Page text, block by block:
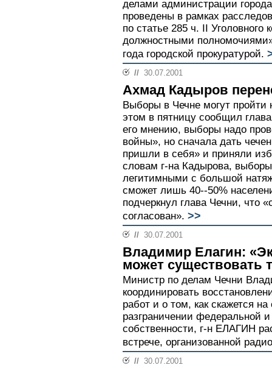
делами администрации
проведены в рамках
по статье 285 ч. II Уголовного
должностными
года городской прокуратурой.
// 30.07.2001
Ахмад Кадыров
Выборы в Чечне могут пройти
этом в пятницу сообщил
его мнению, выборы надо
войны», но сначала дать
пришли в себя» и приняли
словам г-на Кадырова,
легитимными с большой
сможет лишь 40--50%
подчеркнул глава Чечни, что
согласован». >>
// 30.07.2001
Владимир Елагин:
может существовать
Министр по делам Чечни
координировать
работ и о том, как скажется
разграничении федеральной
собственности, г-н ЕЛАГИН
встрече, организованной
// 30.07.2001